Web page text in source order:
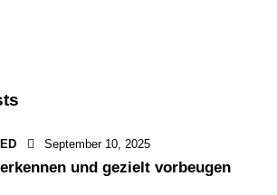
September 10, 2025
und gezielt vorbeugen